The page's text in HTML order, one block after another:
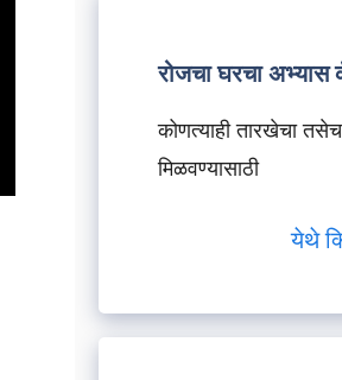
रोजचा घरचा
कोणत्याही तारखेचा
मिळवण्यासाठी
येथे